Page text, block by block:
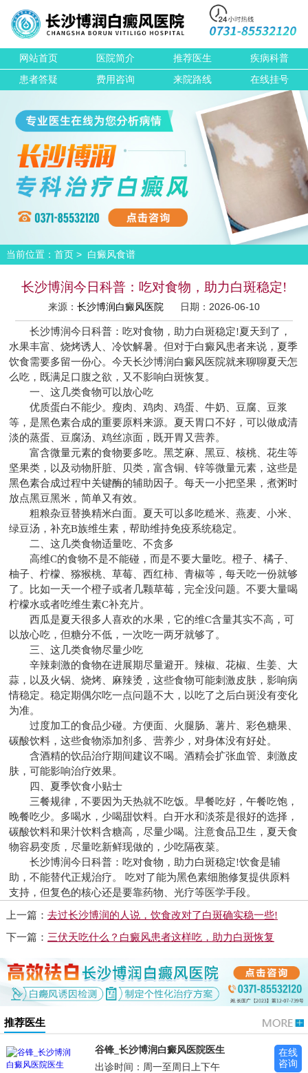
网站首页 医院简介 推荐医生 疾病科普
患者答疑 费用咨询 来院路线 在线挂号
当前位置： 首页> 白癜风食谱
长沙博润今日科普：吃对食物，助力白斑稳定!
来源： 长沙博润白癜风医院 日期：2026-06-10
长沙博润今日科普：吃对食物，助力白斑稳定!夏天到了，
水果丰富、烧烤诱人、冷饮解暑。但对于白癜风患者来说，夏季
饮食需要多留一份心。今天长沙博润白癜风医院就来聊聊夏天怎
么吃，既满足口腹之欲，又不影响白斑恢复。
一、这几类食物可以放心吃
优质蛋白不能少。瘦肉、鸡肉、鸡蛋、牛奶、豆腐、豆浆
等，是黑色素合成的重要原料来源。夏天胃口不好，可以做成清
淡的蒸蛋、豆腐汤、鸡丝凉面，既开胃又营养。
富含微量元素的食物要多吃。黑芝麻、黑豆、核桃、花生等
坚果类，以及动物肝脏、贝类，富含铜、锌等微量元素，这些是
黑色素合成过程中关键酶的辅助因子。每天一小把坚果，煮粥时
放点黑豆黑米，简单又有效。
粗粮杂豆替换精米白面。夏天可以多吃糙米、燕麦、小米、
绿豆汤，补充B族维生素，帮助维持免疫系统稳定。
二、这几类食物适量吃、不贪多
高维C的食物不是不能碰，而是不要大量吃。橙子、橘子、
柚子、柠檬、猕猴桃、草莓、西红柿、青椒等，每天吃一份就够
了。比如一天一个橙子或者几颗草莓，完全没问题。不要大量喝
柠檬水或者吃维生素C补充片。
西瓜是夏天很多人喜欢的水果，它的维C含量其实不高，可
以放心吃，但糖分不低，一次吃一两牙就够了。
三、这几类食物尽量少吃
辛辣刺激的食物在进展期尽量避开。辣椒、花椒、生姜、大
蒜，以及火锅、烧烤、麻辣烫，这些食物可能刺激皮肤，影响病
情稳定。稳定期偶尔吃一点问题不大，以吃了之后白斑没有变化
为准。
过度加工的食品少碰。方便面、火腿肠、薯片、彩色糖果、
碳酸饮料，这些食物添加剂多、营养少，对身体没有好处。
含酒精的饮品治疗期间建议不喝。酒精会扩张血管、刺激皮
肤，可能影响治疗效果。
四、夏季饮食小贴士
三餐规律，不要因为天热就不吃饭。早餐吃好，午餐吃饱，
晚餐吃少。多喝水，少喝甜饮料。白开水和淡茶是很好的选择，
碳酸饮料和果汁饮料含糖高，尽量少喝。注意食品卫生，夏天食
物容易变质，尽量吃新鲜现做的，少吃隔夜菜。
长沙博润今日科普：吃对食物，助力白斑稳定!饮食是辅
助，不能替代正规治疗。 吃对了能为黑色素细胞修复提供原料
支持，但复色的核心还是要靠药物、光疗等医学手段。
上一篇： 去过长沙博润的人说，饮食改对了白斑确实稳一些!
下一篇： 三伏天吃什么？白癜风患者这样吃，助力白斑恢复
推荐医生
谷锋_长沙博润白癜风医院医生
出诊时间：周一至周日上下午
在线
咨询